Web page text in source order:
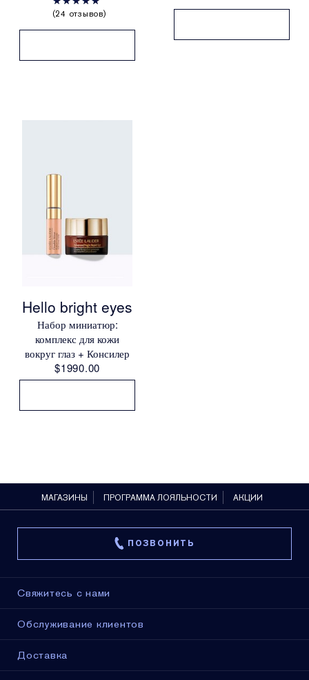
24 отзывов
Hello bright eyes
Набор миниатюр:
комплекс для кожи
вокруг глаз + Консилер
$1990.00
МАГАЗИНЫ ПРОГРАММА ЛОЯЛЬНОСТИ АКЦИИ
ПОЗВОНИТЬ
Свяжитесь с нами
Обслуживание клиентов
Доставка